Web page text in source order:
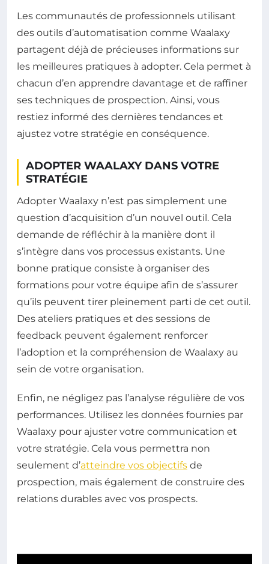
Les communautés de professionnels utilisant
des outils d’automatisation comme Waalaxy
partagent déjà de précieuses informations sur
les meilleures pratiques à adopter. Cela permet à
chacun d’en apprendre davantage et de raffiner
ses techniques de prospection. Ainsi, vous
restiez informé des dernières tendances et
ajustez votre stratégie en conséquence.
ADOPTER WAALAXY DANS VOTRE
STRATÉGIE
Adopter Waalaxy n’est pas simplement une
question d’acquisition d’un nouvel outil. Cela
demande de réfléchir à la manière dont il
s’intègre dans vos processus existants. Une
bonne pratique consiste à organiser des
formations pour votre équipe afin de s’assurer
qu’ils peuvent tirer pleinement parti de cet outil.
Des ateliers pratiques et des sessions de
feedback peuvent également renforcer
l’adoption et la compréhension de Waalaxy au
sein de votre organisation.
Enfin, ne négligez pas l’analyse régulière de vos
performances. Utilisez les données fournies par
Waalaxy pour ajuster votre communication et
votre stratégie. Cela vous permettra non
seulement d’atteindre vos objectifs de
prospection, mais également de construire des
relations durables avec vos prospects.